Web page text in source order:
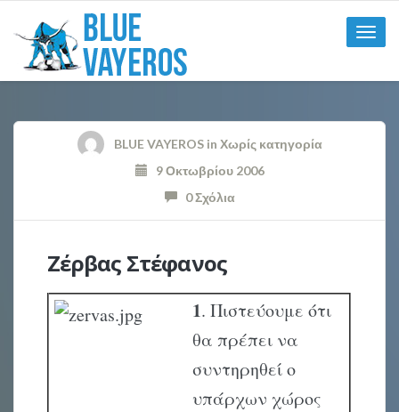
Toggle
BLUE VAYEROSin Χωρίς κατηγορία
9 Οκτωβρίου 2006
0 Σχόλια
Ζέρβας Στέφανος
1. Πιστεύουμε ότι
θα πρέπει να
συντηρηθεί ο
υπάρχων χώρος